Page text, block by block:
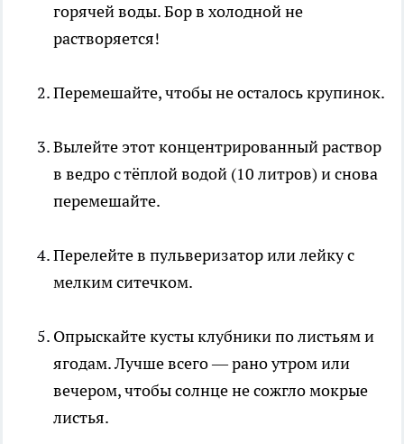
горячей воды. Бор в холодной не
растворяется!
Перемешайте, чтобы не осталось крупинок.
Вылейте этот концентрированный раствор
в ведро с тёплой водой (10 литров) и снова
перемешайте.
Перелейте в пульверизатор или лейку с
мелким ситечком.
Опрыскайте кусты клубники по листьям и
ягодам. Лучше всего — рано утром или
вечером, чтобы солнце не сожгло мокрые
листья.